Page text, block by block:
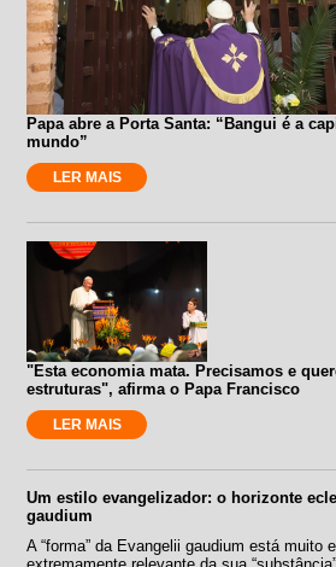
Papa abre a Porta Santa: “Bangui é a
mundo”
LER MAIS
"Esta economia mata. Precisamos e
estruturas", afirma o Papa Francisco
LER MAIS
Um estilo evangelizador: o horizonte
gaudium
A “forma” da Evangelii gaudium está muito